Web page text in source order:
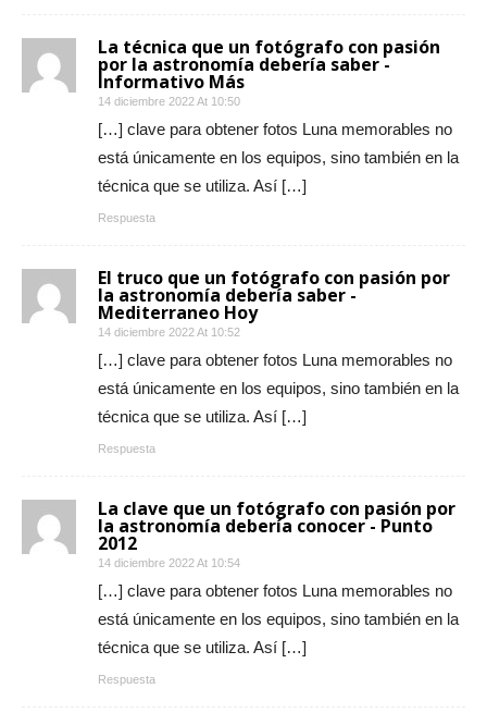
La técnica que un fotógrafo con pasión
por la astronomía debería saber -
Informativo Más
14 diciembre 2022 At 10:50
[…] clave para obtener fotos Luna memorables no
está únicamente en los equipos, sino también en la
técnica que se utiliza. Así […]
Respuesta
El truco que un fotógrafo con pasión por
la astronomía debería saber -
Mediterraneo Hoy
14 diciembre 2022 At 10:52
[…] clave para obtener fotos Luna memorables no
está únicamente en los equipos, sino también en la
técnica que se utiliza. Así […]
Respuesta
La clave que un fotógrafo con pasión por
la astronomía debería conocer - Punto
2012
14 diciembre 2022 At 10:54
[…] clave para obtener fotos Luna memorables no
está únicamente en los equipos, sino también en la
técnica que se utiliza. Así […]
Respuesta